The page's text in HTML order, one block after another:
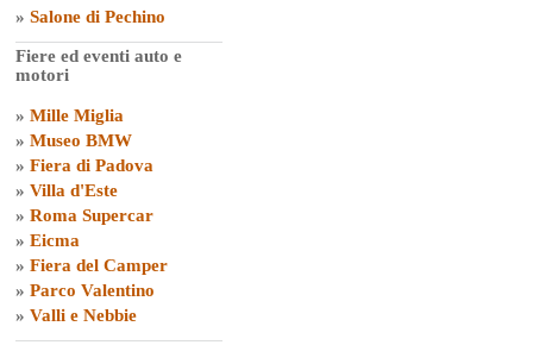
» Salone di Pechino
Fiere ed eventi auto e
motori
» Mille Miglia
» Museo BMW
» Fiera di Padova
» Villa d'Este
» Roma Supercar
» Eicma
» Fiera del Camper
» Parco Valentino
» Valli e Nebbie